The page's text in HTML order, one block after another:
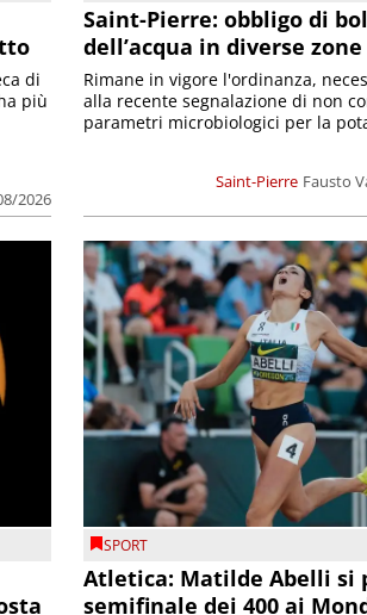
2026
di
più
Saint-Pierre: obbligo di
dell’acqua in diverse
Saint-Pierre Fausto
Rimane in vigore l'ordinanza,
alla recente segnalazione di non
parametri microbiologici per la
SPORT
Atletica: Matilde Abelli si
semifinale dei 400 ai